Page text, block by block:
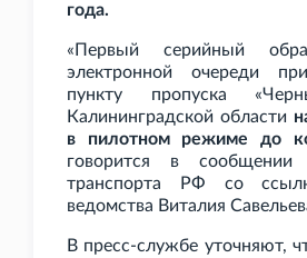
года.
«Первый серийный
электронной очереди
пункту пропуска
Калининградской области
в пилотном режиме до
говорится в сообщении
транспорта РФ со
ведомства Виталия
В пресс-службе уточняют,